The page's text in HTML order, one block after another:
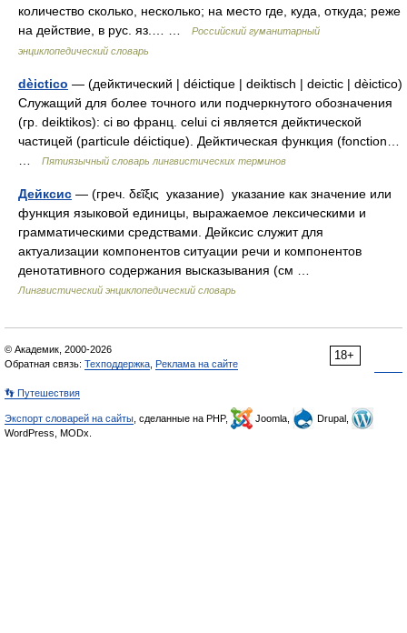
количество сколько, несколько; на место где, куда, откуда; реже
на действие, в рус. яз.… …
Российский гуманитарный
энциклопедический словарь
dèictico — (дейктический | déictique | deiktisch | deictic | dèictico)
Служащий для более точного или подчеркнутого обозначения
(гр. deiktikos): ci во франц. celui ci является дейктической
частицей (particule déictique). Дейктическая функция (fonction…
Пятиязычный словарь лингвистических терминов
Дейксис — (греч. δεῖξις указание) указание как значение или
функция языковой единицы, выражаемое лексическими и
грамматическими средствами. Дейксис служит для
актуализации компонентов ситуации речи и компонентов
денотативного содержания высказывания (см …
Лингвистический энциклопедический словарь
18+
© Академик, 2000-2026
Обратная связь: Техподдержка Реклама на сайте
👣 Путешествия
Экспорт словарей на сайты , сделанные на PHP, Joomla,
Drupal,
WordPress, MODx.